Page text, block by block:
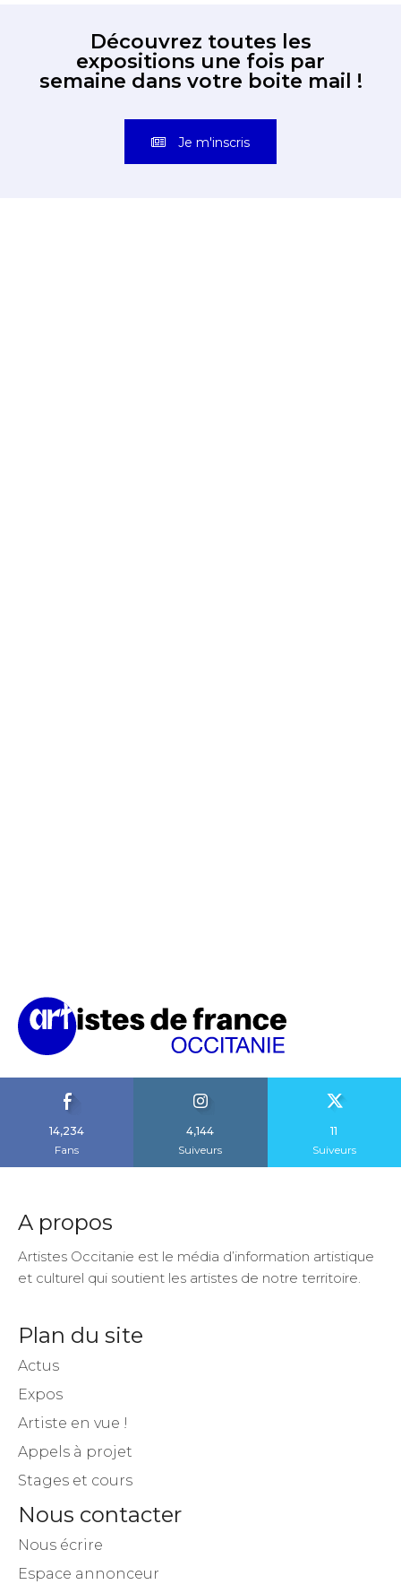
Découvrez toutes les
expositions une fois par
semaine dans votre boite mail !
Je m'inscris
14,234
Fans
4,144
Suiveurs
11
Suiveurs
A propos
Artistes Occitanie est le média d’information artistique
et culturel qui soutient les artistes de notre territoire.
Plan du site
Actus
Expos
Artiste en vue !
Appels à projet
Stages et cours
Nous contacter
Nous écrire
Espace annonceur